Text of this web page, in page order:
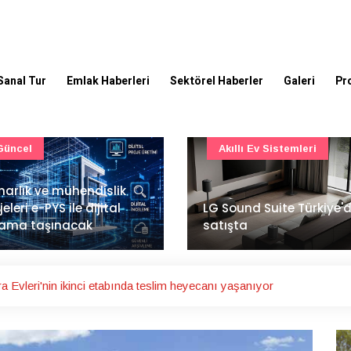
Tur Emlak Haberleri Sektörel Haberler Galeri
Suite Türkiye'de
Ev Sistemleri
İstanbul Havalimanı'nın
ana pistinde sona doğru
Ulaşım
Evleri'nin ikinci etabında teslim heyecanı yaşanıyor